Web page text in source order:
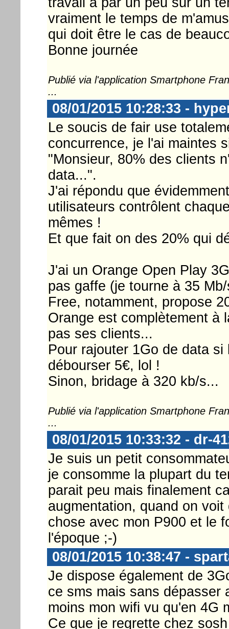
vraiment le temps de
qui doit être le cas de
Bonne journée
Publié via l'application Smartphone
...
08/01/2015 10:28:33 -
Le soucis de fair use
concurrence, je l'ai maintes
"Monsieur, 80% des clients
data...".
J'ai répondu que
utilisateurs contrôlent
mêmes !
Et que fait on des 20% qui
J'ai un Orange Open Play
pas gaffe (je tourne à 35
Free, notamment, propose
Orange est complètement à
pas ses clients...
Pour rajouter 1Go de data
débourser 5€, lol !
Sinon, bridage à 320 kb/s...
Publié via l'application Smartphone
...
08/01/2015 10:33:32 - dr-
Je suis un petit
je consomme la plupart du
parait peu mais finalement
augmentation, quand on
chose avec mon P900 et le
l'époque ;-)
08/01/2015 10:38:47 -
Je dispose également de
ce sms mais sans dépasser
moins mon wifi vu qu'en 4G
Ce que je regrette chez